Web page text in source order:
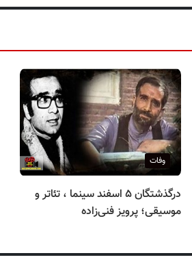
وفات
درگذشتگان ۵ اسفند سینما ، تئاتر و
موسیقی؛ پرویز فنی‌زاده